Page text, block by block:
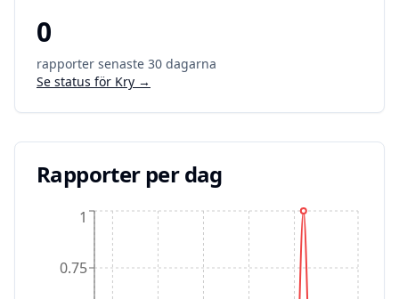
0
rapporter senaste 30 dagarna
Se status för Kry →
Rapporter per dag
0.75
1